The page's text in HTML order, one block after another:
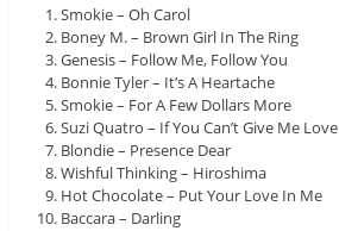
Smokie – Oh Carol
Boney M. – Brown Girl In The Ring
Genesis – Follow Me, Follow You
Bonnie Tyler – It’s A Heartache
Smokie – For A Few Dollars More
Suzi Quatro – If You Can’t Give Me Love
Blondie – Presence Dear
Wishful Thinking – Hiroshima
Hot Chocolate – Put Your Love In Me
Baccara – Darling